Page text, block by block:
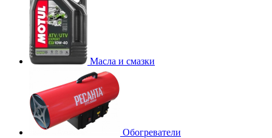
Масла и смазки
Обогреватели